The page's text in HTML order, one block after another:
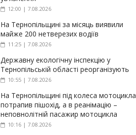
12:00 | 7.08.2026
На Тернопільщині за місяць виявили
майже 200 нетверезих водіїв
11:25 | 7.08.2026
Державну екологічну інспекцію у
Тернопільській області реорганізують
10:55 | 7.08.2026
На Тернопільщині під колеса мотоцикла
потрапив пішохід, а в реанімацію –
неповнолітній пасажир мотоцикла
10:16 | 7.08.2026